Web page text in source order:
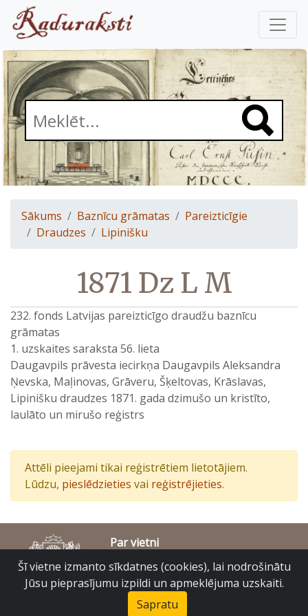
Sākums Baznīcu grāmatas
Pareizticīgie
Draudzes
Lipinišku
1871 Dz L M
232. fonds Latvijas pareizticīgo draudžu baznīcu
grāmatas
1. uzskaites saraksta 56. lieta
Daugavpils prāvesta iecirkņa Daugavpils Aleksandra
Ņevska, Maļinovas, Grāveru, Šķeltovas, Krāslavas,
Lipinišku draudzes 1871. gada dzimušo un kristīto,
laulāto un mirušo reģistrs
Attēli pieejami tikai reģistrētiem lietotājiem.
Lūdzu, pieslēdzieties vai reģistrējieties.
Par vietni
Piekļūstamības paziņojums
© Latvijas Valsts vēstures arhīvs 2007-2026
Slokas iela 16, Rīga, LV – 1048
Šī vietne izmanto sīkdatnes (cookies), lai nodrošinātu
Jūsu pieprasījumu izpildi un apmeklējuma uzskaiti.
Sapratu